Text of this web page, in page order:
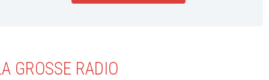
GROSSE RADIO